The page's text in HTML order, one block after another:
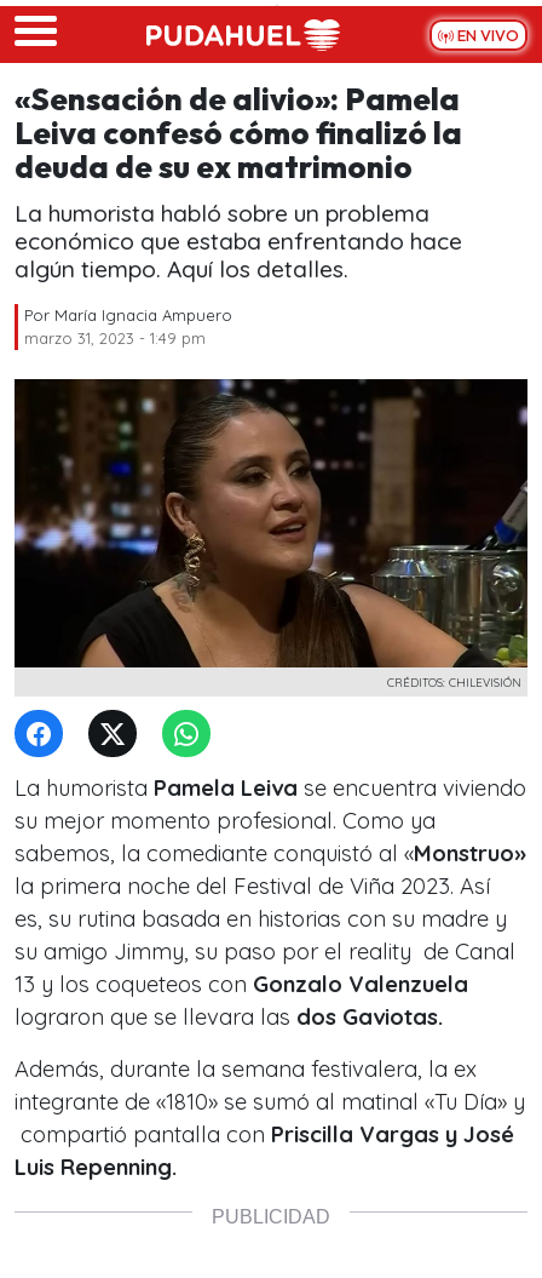
Skip to main content
EN VIVO
«Sensación de alivio»: Pamela
Leiva confesó cómo finalizó la
deuda de su ex matrimonio
La humorista habló sobre un problema
económico que estaba enfrentando hace
algún tiempo. Aquí los detalles.
Por María Ignacia Ampuero
marzo 31, 2023 - 1:49 pm
CRÉDITOS: CHILEVISIÓN
La humorista Pamela Leiva se encuentra viviendo
su mejor momento profesional. Como ya
sabemos, la comediante conquistó al «Monstruo»
la primera noche del Festival de Viña 2023. Así
es, su rutina basada en historias con su madre y
su amigo Jimmy, su paso por el reality de Canal
13 y los coqueteos con Gonzalo Valenzuela
lograron que se llevara las dos Gaviotas.
Además, durante la semana festivalera, la ex
integrante de «1810» se sumó al matinal «Tu Día» y
compartió pantalla con Priscilla Vargas y José
Luis Repenning.